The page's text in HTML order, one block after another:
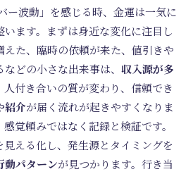
ー波動」を感じる時、金運は一気に
ます。まずは身近な変化に注目し
た、臨時の依頼が来た、値引きや
どの小さな出来事は、 収入源が多
人付き合いの質が変わり、信頼でき
紹介が届く流れが起きやすくなりま
覚頼みではなく記録と検証です。
える化し、発生源とタイミングを
動パターンが見つかります。行き当